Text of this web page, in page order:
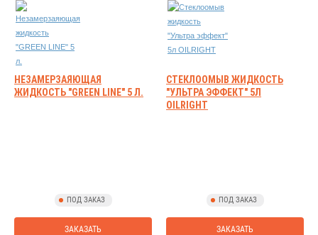
НЕЗАМЕРЗАЯЮЩАЯ
ЖИДКОСТЬ "GREEN LINE" 5 Л.
ПОД ЗАКАЗ
ЗАКАЗАТЬ
СТЕКЛООМЫВ ЖИДКОСТЬ
"УЛЬТРА ЭФФЕКТ" 5Л
OILRIGHT
ПОД ЗАКАЗ
ЗАКАЗАТЬ